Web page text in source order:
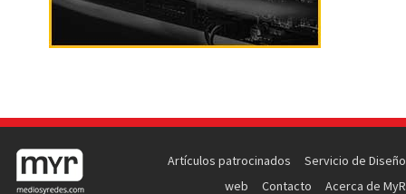
Artículos patrocinados
Servicio de Diseño
web
Contacto Acerca de MyR